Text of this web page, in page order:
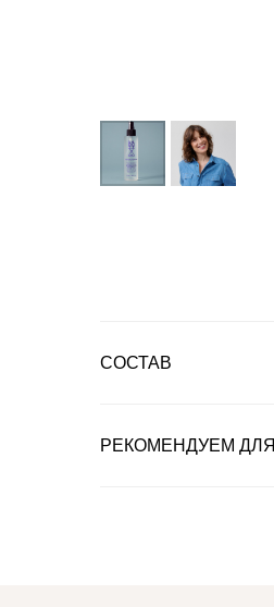
СОСТАВ
РЕКОМЕНДУЕМ ДЛЯ